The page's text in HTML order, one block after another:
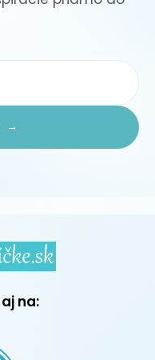
→
na: